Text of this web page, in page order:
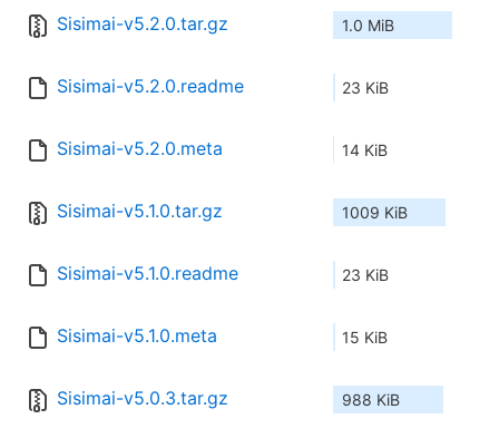
Sisimai-v5.2.0.tar.gz 1.0 MiB
Sisimai-v5.2.0.readme 23 KiB
Sisimai-v5.2.0.meta 14 KiB
Sisimai-v5.1.0.tar.gz 1009 KiB
Sisimai-v5.1.0.readme 23 KiB
Sisimai-v5.1.0.meta 15 KiB
Sisimai-v5.0.3.tar.gz 988 KiB